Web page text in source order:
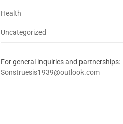
Health
Uncategorized
For general inquiries and partnerships:
Sonstruesis1939@outlook.com